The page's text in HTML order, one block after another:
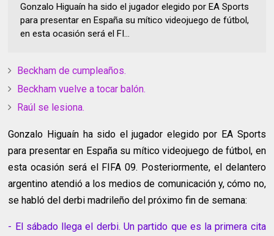
Gonzalo Higuaín ha sido el jugador elegido por EA Sports
para presentar en España su mítico videojuego de fútbol,
en esta ocasión será el FI...
Beckham de cumpleaños.
Beckham vuelve a tocar balón.
Raúl se lesiona.
Gonzalo Higuaín ha sido el jugador elegido por EA Sports
para presentar en España su mítico videojuego de fútbol, en
esta ocasión será el FIFA 09. Posteriormente, el delantero
argentino atendió a los medios de comunicación y, cómo no,
se habló del derbi madrileño del próximo fin de semana:
- El sábado llega el derbi. Un partido que es la primera cita